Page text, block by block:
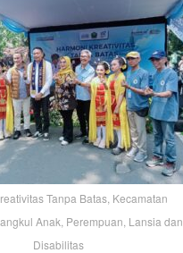
Tanpa Batas, Kecamatan
Anak, Perempuan, Lansia dan
Disabilitas